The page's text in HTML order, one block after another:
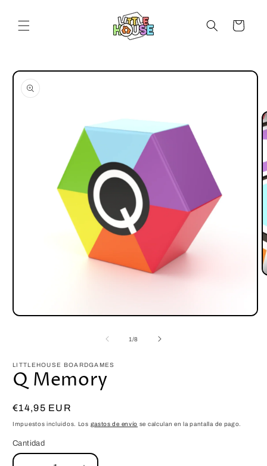
al contenido
Carrito
directamente
a la
información
Abrir
una
ventana
modal
1/de
8
LITTLEHOUSE BOARDGAMES
Q Memory
Precio
habitual
€14,95 EUR
Impuestos incluidos. Los gastos de envío se calculan en la pantalla de pago.
Cantidad
Cantidad